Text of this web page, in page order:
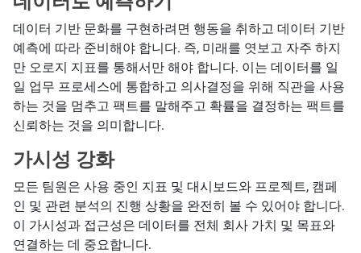
데이터 기반 문화를 구현하려면 행동을 취하고 데이터 기반
예측에 따라 준비해야 합니다. 즉, 미래를 엿보고 자주 하지
만 오로지 지표를 통해서만 해야 합니다. 이는 데이터를 일
일 업무 프로세스에 통합하고 의사결정을 위해 직관을 사용
하는 것을 멈추고 팩트를 말해주고 확률을 결정하는 팩트를
신뢰하는 것을 의미합니다.
가시성 강화
모든 팀원은 사용 중인 지표 및 대시보드와 프로젝트, 캠페
인 및 관련 분석의 진행 상황을 완전히 볼 수 있어야 합니다.
이 가시성과 접근성은 데이터를 전체 회사 가치 및 목표와
연결하는 데 중요합니다.